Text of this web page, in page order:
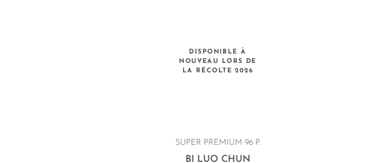
DISPONIBLE À
NOUVEAU LORS DE
LA RÉCOLTE 2026
SUPER PREMIUM 96 P.
BI LUO CHUN